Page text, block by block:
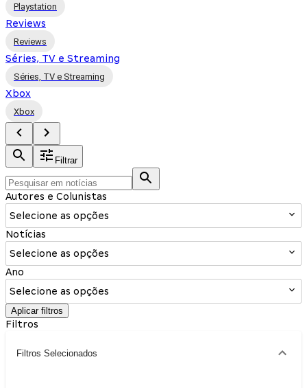
Playstation
Reviews
Reviews
Séries, TV e Streaming
Séries, TV e Streaming
Xbox
Xbox
Filtrar
Autores e Colunistas
Selecione as opções
Notícias
Selecione as opções
Ano
Selecione as opções
Aplicar filtros
Filtros
Filtros Selecionados